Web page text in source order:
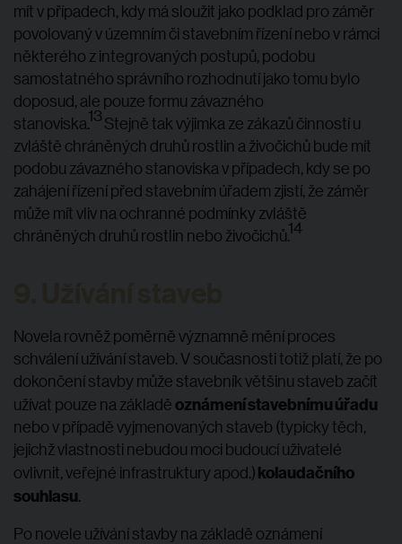
mít v případech, kdy má sloužit jako podklad pro záměr
povolovaný v územním či stavebním řízení nebo v rámci
některého z integrovaných postupů, podobu
samostatného správního rozhodnutí jako tomu bylo
doposud, ale pouze formu závazného
stanoviska.13Stejně tak výjimka ze zákazů činností u
zvláště chráněných druhů rostlin a živočichů bude mít
podobu závazného stanoviska v případech, kdy se po
zahájení řízení před stavebním úřadem zjistí, že záměr
může mít vliv na ochranné podmínky zvláště
chráněných druhů rostlin nebo živočichů.14
Novela rovněž poměrně významně mění proces
schválení užívání staveb. V současnosti totiž platí, že po
dokončení stavby může stavebník většinu staveb začít
užívat pouze na základěoznámení stavebnímu úřadu
nebo v případě vyjmenovaných staveb (typicky těch,
jejichž vlastnosti nebudou moci budoucí uživatelé
ovlivnit, veřejné infrastruktury apod.)kolaudačního
souhlasu.
Po novele užívání stavby na základě oznámení